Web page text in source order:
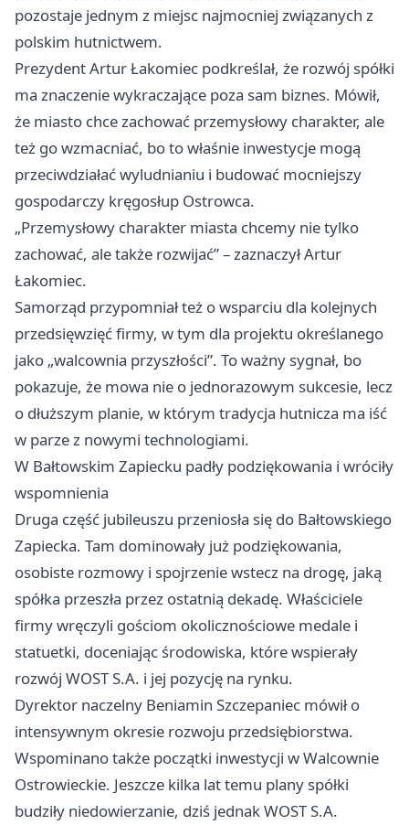
pozostaje jednym z miejsc najmocniej związanych z
polskim hutnictwem.
Prezydent Artur Łakomiec podkreślał, że rozwój spółki
ma znaczenie wykraczające poza sam biznes. Mówił,
że miasto chce zachować przemysłowy charakter, ale
też go wzmacniać, bo to właśnie inwestycje mogą
przeciwdziałać wyludnianiu i budować mocniejszy
gospodarczy kręgosłup Ostrowca.
„Przemysłowy charakter miasta chcemy nie tylko
zachować, ale także rozwijać” – zaznaczył Artur
Łakomiec.
Samorząd przypomniał też o wsparciu dla kolejnych
przedsięwzięć firmy, w tym dla projektu określanego
jako „walcownia przyszłości”. To ważny sygnał, bo
pokazuje, że mowa nie o jednorazowym sukcesie, lecz
o dłuższym planie, w którym tradycja hutnicza ma iść
w parze z nowymi technologiami.
W Bałtowskim Zapiecku padły podziękowania i wróciły
wspomnienia
Druga część jubileuszu przeniosła się do Bałtowskiego
Zapiecka. Tam dominowały już podziękowania,
osobiste rozmowy i spojrzenie wstecz na drogę, jaką
spółka przeszła przez ostatnią dekadę. Właściciele
firmy wręczyli gościom okolicznościowe medale i
statuetki, doceniając środowiska, które wspierały
rozwój WOST S.A. i jej pozycję na rynku.
Dyrektor naczelny Beniamin Szczepaniec mówił o
intensywnym okresie rozwoju przedsiębiorstwa.
Wspominano także początki inwestycji w Walcownie
Ostrowieckie. Jeszcze kilka lat temu plany spółki
budziły niedowierzanie, dziś jednak WOST S.A.